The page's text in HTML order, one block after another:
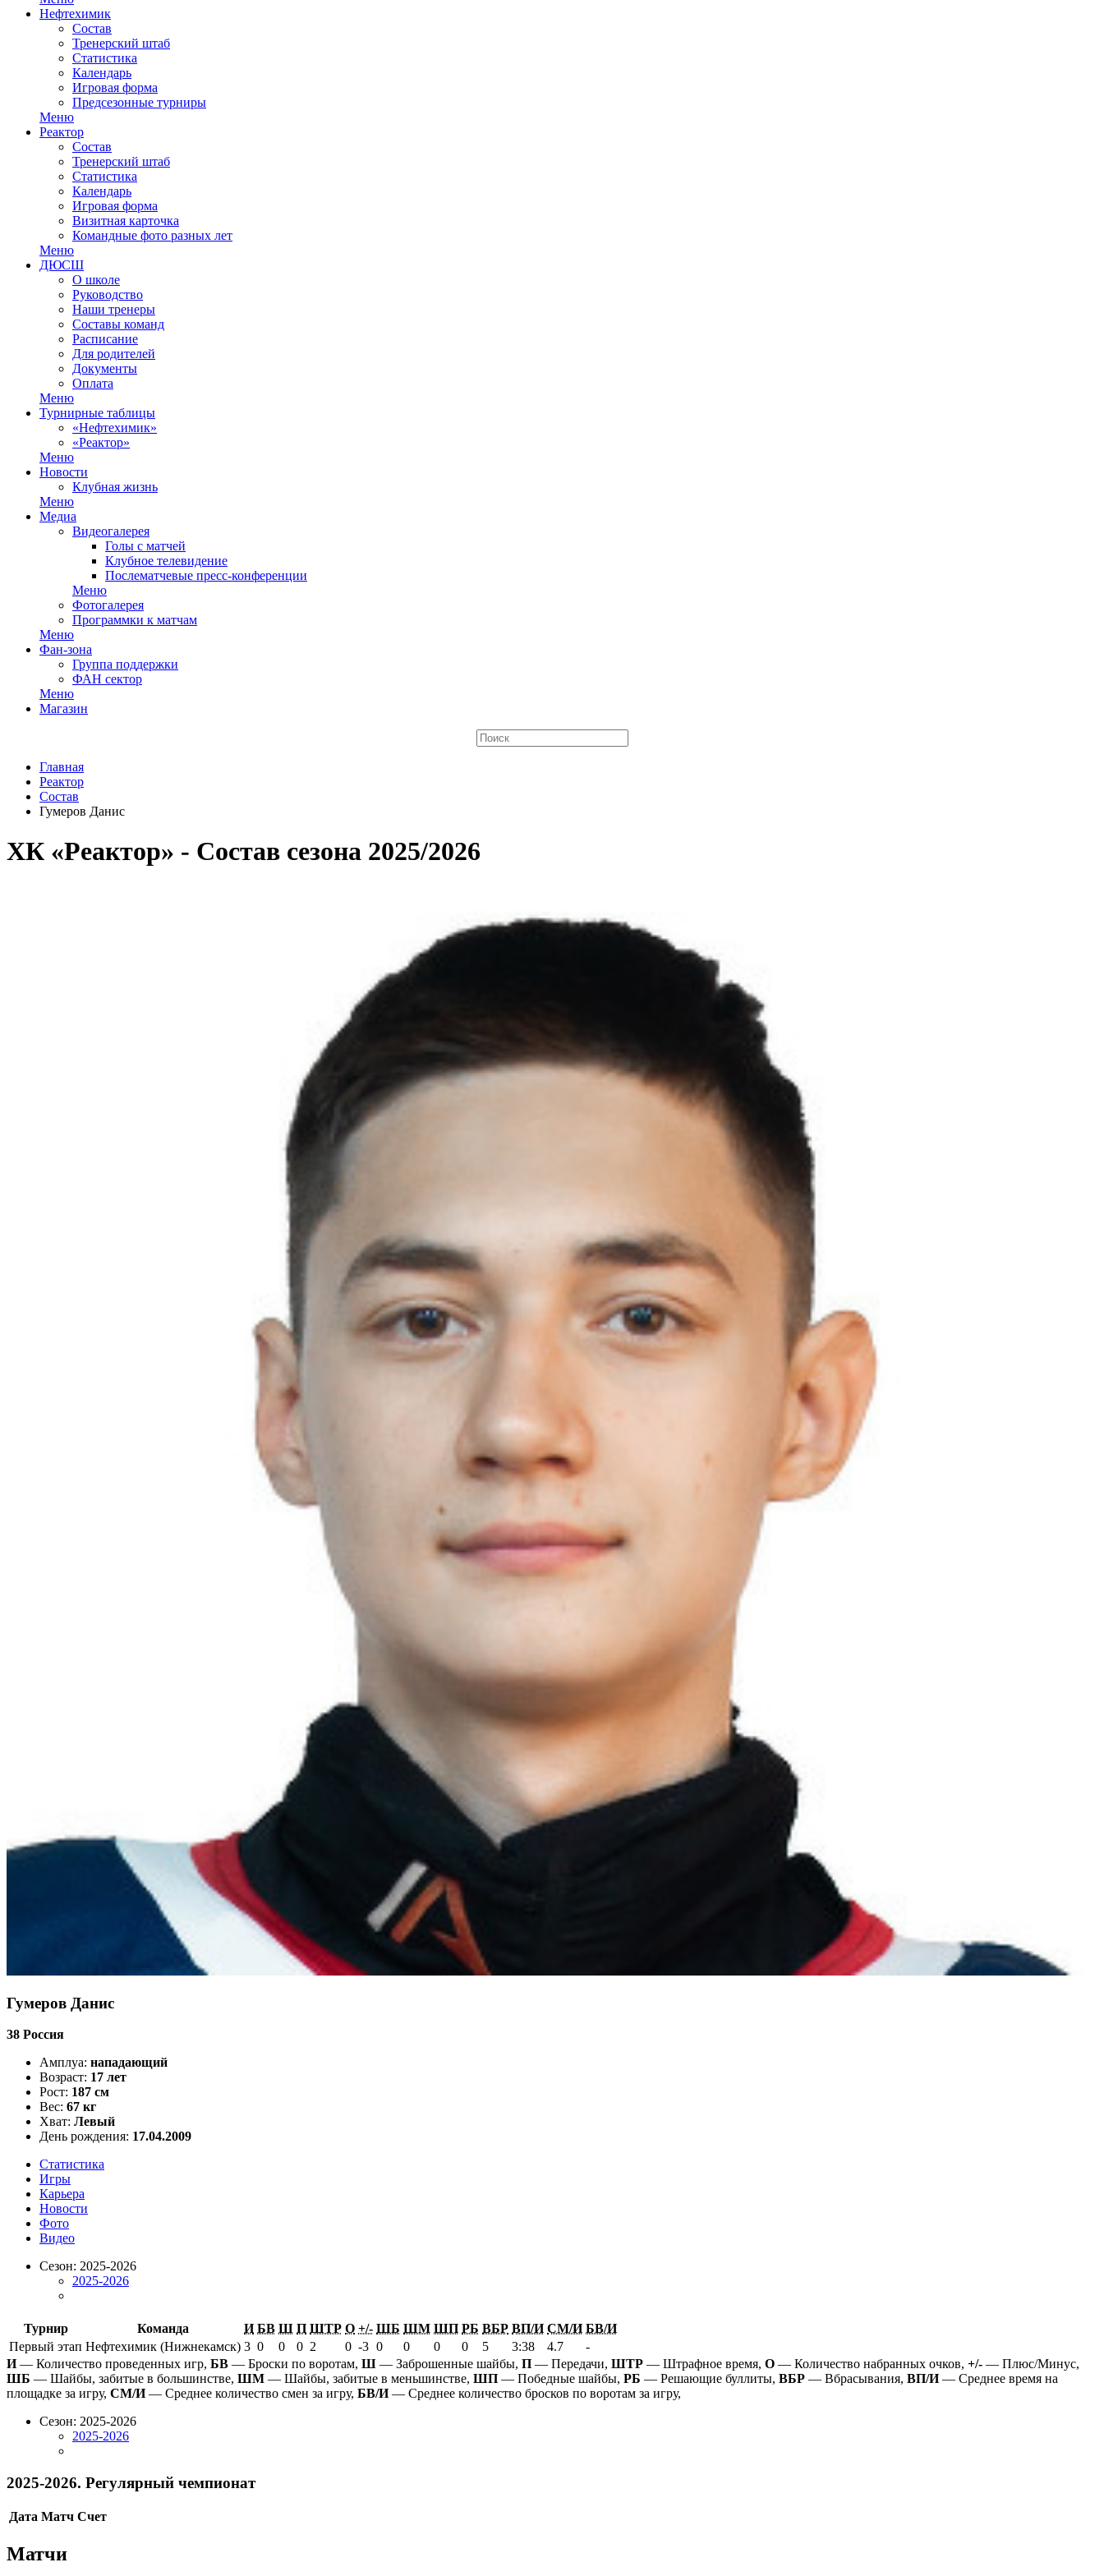
Нефтехимик
Состав
Тренерский штаб
Статистика
Календарь
Игровая форма
Предсезонные турниры
Меню
Реактор
Состав
Тренерский штаб
Статистика
Календарь
Игровая форма
Визитная карточка
Командные фото разных лет
Меню
ДЮСШ
О школе
Руководство
Наши тренеры
Составы команд
Расписание
Для родителей
Документы
Оплата
Меню
Турнирные таблицы
«Нефтехимик»
«Реактор»
Меню
Новости
Клубная жизнь
Меню
Медиа
Видеогалерея
Голы с матчей
Клубное телевидение
Послематчевые пресс-конференции
Меню
Фотогалерея
Программки к матчам
Меню
Фан-зона
Группа поддержки
ФАН сектор
Меню
Магазин
Главная
Реактор
Состав
Гумеров Данис
ХК «Реактор» - Cостав сезона 2025/2026
Гумеров Данис
38 Россия
Амплуа: нападающий
Возраст: 17 лет
Рост: 187 см
Вес: 67 кг
Хват: Левый
День рождения: 17.04.2009
Статистика
Игры
Карьера
Новости
Фото
Видео
Сезон: 2025-2026
2025-2026
Турнир Команда И БВ Ш П ШТР О +/- ШБ ШМ ШП РБ ВБР ВП/И СМ/И БВ/И
Первый этап Нефтехимик (Нижнекамск) 3 0 0 0 2 0 -3 0 0 0 0 5 3:38 4.7
-
И— Количество проведенных игр, БВ — Броски по воротам, Ш — Заброшенные шайбы, П — Передачи, ШТР — Штрафное время, О — Количество набранных очков, +/- — Плюс/Минус,
ШБ — Шайбы, забитые в большинстве, ШМ — Шайбы, забитые в меньшинстве, ШП — Победные шайбы, РБ — Решающие буллиты, ВБР — Вбрасывания, ВП/И— Среднее время на
площадке за игру, СМ/И— Среднее количество смен за игру, БВ/И— Среднее количество бросков по воротам за игру,
Сезон: 2025-2026
2025-2026
2025-2026. Регулярный чемпионат
Дата Матч Счет
Матчи